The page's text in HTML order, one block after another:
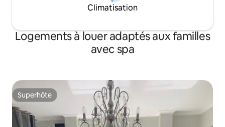
Climatisation
Logements à louer adaptés aux familles
avec spa
Superhôte
Superhôte